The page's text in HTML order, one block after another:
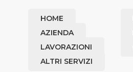
HOME
AZIENDA
LAVORAZIONI
ALTRI SERVIZI